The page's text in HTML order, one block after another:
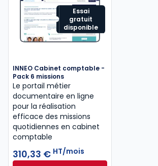
Essai
gratuit
disponible
INNEO Cabinet comptable -
Pack 6 missions
Le portail métier
documentaire en ligne
pour la réalisation
efficace des missions
quotidiennes en cabinet
comptable
310,33 € HT/mois